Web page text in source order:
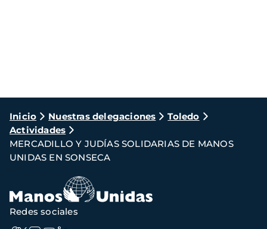
Ruta
de
navegación
Inicio Nuestras delegaciones
Toledo
Actividades
MERCADILLO Y JUDÍAS SOLIDARIAS DE MANOS
UNIDAS EN SONSECA
Redes sociales